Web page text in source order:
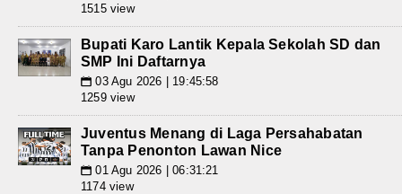
1515 view
Bupati Karo Lantik Kepala Sekolah SD dan
SMP Ini Daftarnya
📅 03 Agu 2026 | 19:45:58
1259 view
Juventus Menang di Laga Persahabatan
Tanpa Penonton Lawan Nice
📅 01 Agu 2026 | 06:31:21
1174 view